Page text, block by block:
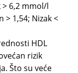
> 6,2 mmol/l
1,54; Nizak <
HDL
rizik
Što su veće